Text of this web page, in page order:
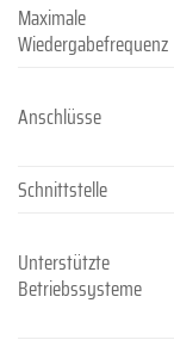
Maximale
Wiedergabefrequenz
Anschlüsse
Schnittstelle
Unterstützte
Betriebssysteme